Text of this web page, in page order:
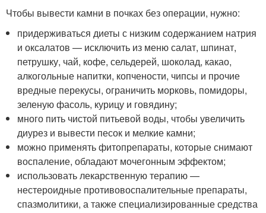
Чтобы вывести камни в почках без операции, нужно:
придерживаться диеты с низким содержанием натрия
и оксалатов — исключить из меню салат, шпинат,
петрушку, чай, кофе, сельдерей, шоколад, какао,
алкогольные напитки, копчености, чипсы и прочие
вредные перекусы, ограничить морковь, помидоры,
зеленую фасоль, курицу и говядину;
много пить чистой питьевой воды, чтобы увеличить
диурез и вывести песок и мелкие камни;
можно применять фитопрепараты, которые снимают
воспаление, обладают мочегонным эффектом;
использовать лекарственную терапию —
нестероидные противовоспалительные препараты,
спазмолитики, а также специализированные средства